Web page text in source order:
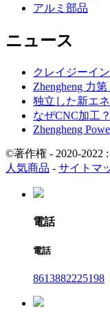
アルミ部品
ニュース
クレイジーイ
Zhengheng 力
独立した新エ
なぜCNC加工？
Zhengheng
©著作権 - 2020-2022
人気商品 - サイトマ
電話
電話
8613882225198